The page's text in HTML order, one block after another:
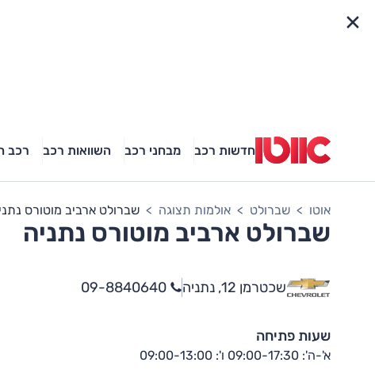
חדשות רכב מבחני רכב השוואות רכב רכב
אוטו שברולט אולמות תצוגה שברולט ארביב מוטורס
שברולט ארביב מוטורס נתניה
שכטרמן 12, נתניה 09-8840640
שעות פתיחה
א'-ה': 09:00-17:30 ו': 09:00-13:00